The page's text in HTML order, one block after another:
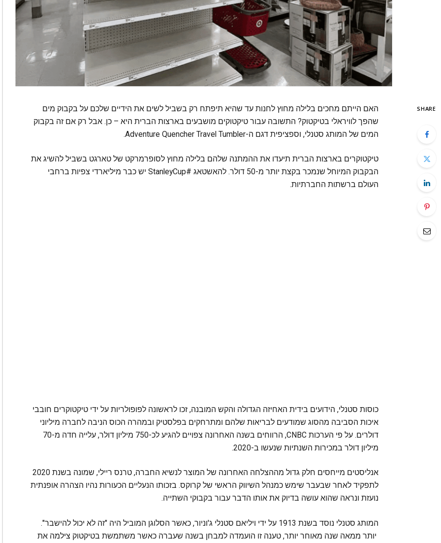
SHARE
האם הייתם מחכים בלילה מחוץ לחנות עד שהיא תיפתח רק בשביל לשים את הידיים שלכם על בקבוק מים
שהפך לוויראלי בטיקטוק? התשובה עבור טיקטוקים מושבעים בארצות הברית היא – כן. אבל רק אם זה בקבוק
המים של המותג סטנלי, וספציפית דגם ה-Adventure Quencher Travel Tumbler.
טיקטוקרים בארצות הברית תיעדו את ההמתנה שלהם בלילה מחוץ לסופרמרקט של טארגט בשביל להשיג את
הבקבוק המיוחל שנמכר בקצת יותר מ-50 דולר. להאשטאג #StanleyCup יש כבר מיליארדי צפיות ברחבי
העולם ברשתות החברתיות.
כוסות סטנלי, הידועים בידית האחיזה הגדולה והקש המובנה, זכו לראשונה לפופולריות על ידי טיקטוקרים חובבי
איכות הסביבה מהסוג שמודעים לבריאות שלהם ומתרחקים בפלסטיק ובמהרה הכוס הניבה לחברה מיליוני
דולרים. על פי הערכות CNBC, הרווחים בשנה האחרונה צפויים להגיע לכ-750 מיליון דולר, עלייה חדה מ-70
מיליון דולר במכירות השנתיות שנעשו ב-2020.
אנליסטים מייחסים חלק גדול מההצלחה האחרונה של המוצר לנשיא החברה, טרנס ריילי, שמונה בשנת 2020
לתפקיד לאחר שבעבר שימש כמנהל השיווק הראשי של קרוקס. בזכותו הנעליים הכעורות נהיו הצהרה אופנתית
נועזת ונראה שהוא עושה בדיוק את אותו הדבר עבור בקבוקי השתייה.
המותג סטנלי נוסד בשנת 1913 על ידי ויליאם סטנלי ג'וניור, כאשר הסלוגן המוביל היה "זה לא יכול להישבר".
יותר ממאה שנה מאוחר יותר, טענה זו הועמדה למבחן בשנה שעברה כאשר משתמשת בטיקטוק צילמה את